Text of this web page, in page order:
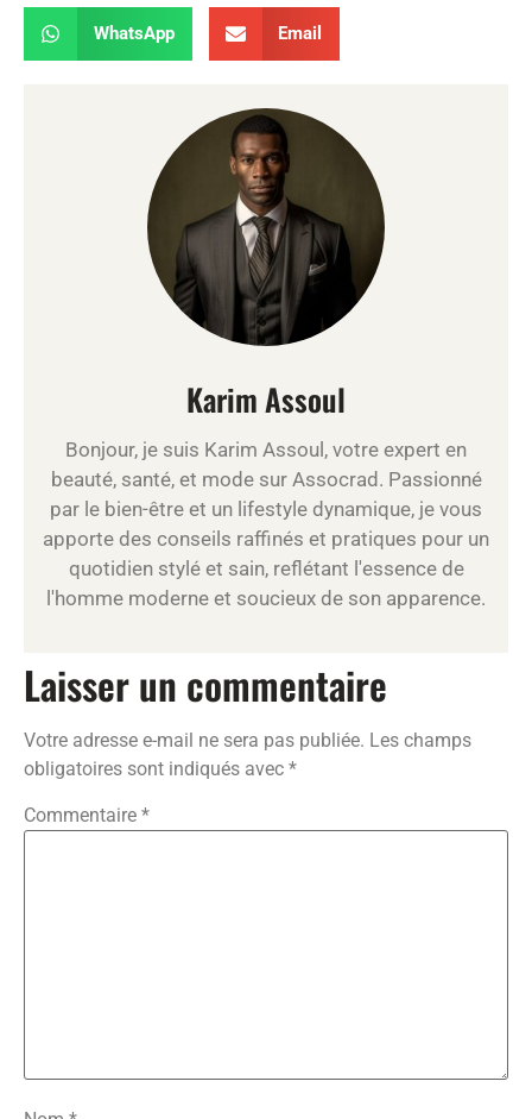
WhatsApp Email
Karim Assoul
Bonjour, je suis Karim Assoul, votre expert en
beauté, santé, et mode sur Assocrad. Passionné
par le bien-être et un lifestyle dynamique, je vous
apporte des conseils raffinés et pratiques pour un
quotidien stylé et sain, reflétant l'essence de
l'homme moderne et soucieux de son apparence.
Laisser un commentaire
Votre adresse e-mail ne sera pas publiée. Les champs
obligatoires sont indiqués avec *
Commentaire *